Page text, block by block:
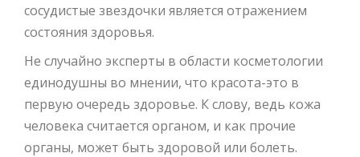
сосудистые звездочки является отражением
состояния здоровья.
Не случайно эксперты в области косметологии
единодушны во мнении, что красота-это в
первую очередь здоровье. К слову, ведь кожа
человека считается органом, и как прочие
органы, может быть здоровой или болеть.